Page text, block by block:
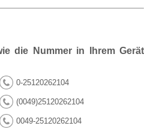
die Nummer in Ihrem Gerät
0-25120262104
(0049)25120262104
0049-25120262104